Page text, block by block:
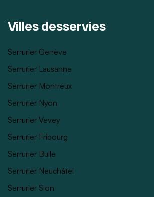
Villes desservies
Serrurier Genève
Serrurier Lausanne
Serrurier Montreux
Serrurier Nyon
Serrurier Vevey
Serrurier Fribourg
Serrurier Bulle
Serrurier Neuchâtel
Serrurier Sion